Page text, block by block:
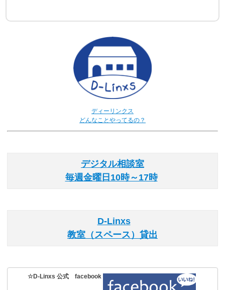
ディーリンクス
どんなことやってるの？
デジタル相談室
毎週金曜日10時～17時
D-Linxs
教室（スペース）貸出
☆D-Linxs 公式 facebook